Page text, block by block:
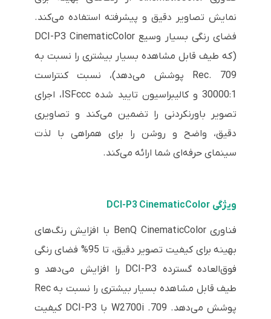
نمایش تصاویر دقیق و پیشرفته استفاده می‌کند.
فضای رنگی بسیار وسیع DCI-P3 CinematicColor
(که طیف قابل مشاهده بسیار بیشتری را نسبت به
Rec. 709 پوشش می‌دهد)، نسبت کنتراست
30000:1 و کالیبراسیون تایید شده ISFccc، اجرای
تصویر باورنکردنی را تضمین می‌کند و تصاویری
دقیق، واضح و روشن را برای همراهی با لذت
سینمای حرفه‌ای شما ارائه می‌کند.
ویژگی DCI-P3 CinematicColor
فناوری BenQ CinematicColor با افزایش رنگ‌های
بهینه برای کیفیت تصویر دقیق، تا 95% فضای رنگی
فوق‌العاده گسترده DCI-P3 را افزایش می‌دهد و
طیف قابل مشاهده بسیار بیشتری را نسبت به Rec
پوشش می‌دهد. 709. W2700i با DCI-P3 کیفیت